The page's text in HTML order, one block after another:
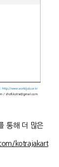
통해 더 많은
kotrajakart